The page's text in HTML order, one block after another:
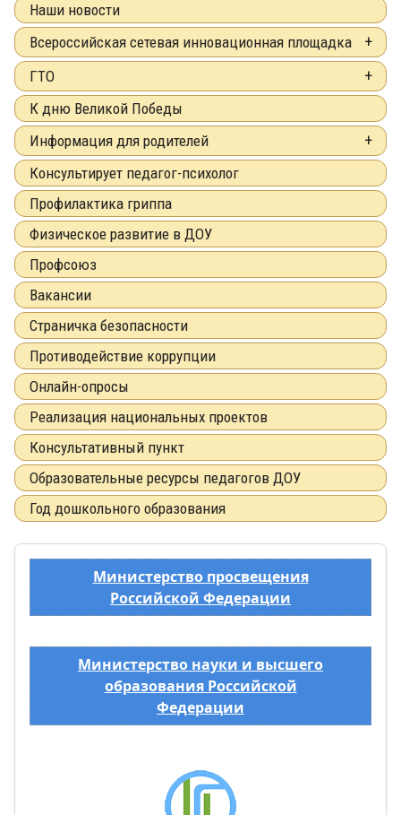
Наши новости
Всероссийская сетевая инновационная площадка
ГТО
К дню Великой Победы
Информация для родителей
Консультирует педагог-психолог
Профилактика гриппа
Физическое развитие в ДОУ
Профсоюз
Вакансии
Страничка безопасности
Противодействие коррупции
Онлайн-опросы
Реализация национальных проектов
Консультативный пункт
Образовательные ресурсы педагогов ДОУ
Год дошкольного образования
Министерство просвещения
Российской Федерации
Министерство науки и высшего
образования Российской
Федерации